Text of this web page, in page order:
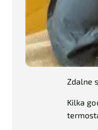
Zdalne
Kilka